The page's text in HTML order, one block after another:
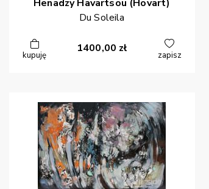
Henadzy Havartsou (Hovart)
Du Soleila
kupuję
1400,00 zł
zapisz